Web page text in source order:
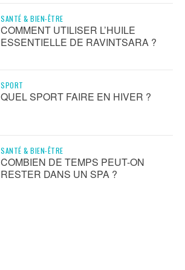
SANTÉ & BIEN-ÊTRE
COMMENT UTILISER L’HUILE
ESSENTIELLE DE RAVINTSARA ?
SPORT
QUEL SPORT FAIRE EN HIVER ?
SANTÉ & BIEN-ÊTRE
COMBIEN DE TEMPS PEUT-ON
RESTER DANS UN SPA ?